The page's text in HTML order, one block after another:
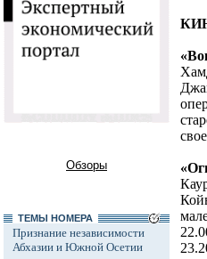
Обзоры
ТЕМЫ НОМЕРА
Признание независимости
Абхазии и Южной Осетии